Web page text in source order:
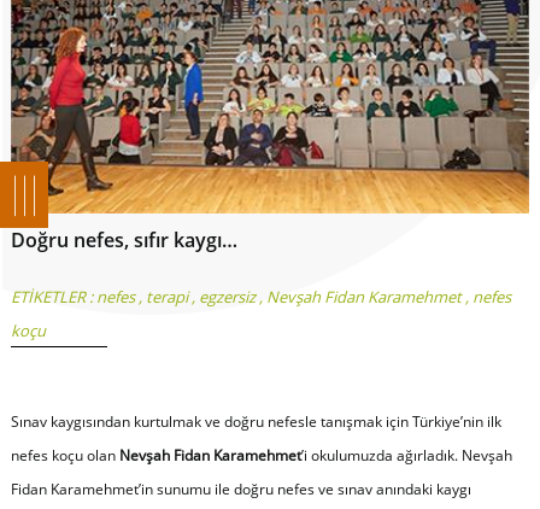
Doğru nefes, sıfır kaygı…
ETİKETLER :nefes, terapi, egzersiz, Nevşah Fidan Karamehmet, nefes
koçu
Sınav kaygısından kurtulmak ve doğru nefesle tanışmak için Türkiye’nin ilk
nefes koçu olan Nevşah Fidan Karamehmet’i okulumuzda ağırladık. Nevşah
Fidan Karamehmet’in sunumu ile doğru nefes ve sınav anındaki kaygı